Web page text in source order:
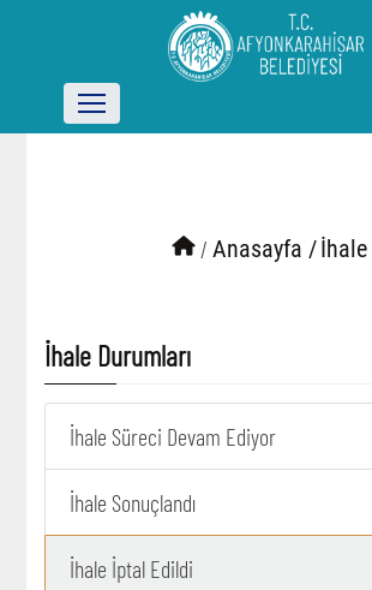
/ Anasayfa /İhale
İhale Durumları
İhale Süreci Devam Ediyor
İhale Sonuçlandı
İhale İptal Edildi